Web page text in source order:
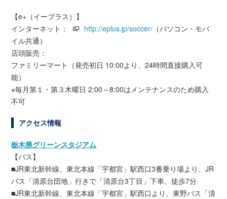
【e+（イープラス）】
インターネット：
http://eplus.jp/soccer/ （パソコン・モバ
イル共通）
店頭販売：
ファミリーマート（発売初日 10:00より、24時間直接購入可
能）
※毎月第１・第３木曜日 2:00～8:00はメンテナンスのため購入
不可
アクセス情報
栃木県グリーンスタジアム
【バス】
■JR東北新幹線、東北本線「宇都宮」駅西口3番乗り場より、JR
バス「清原台団地」行きで「清原台3丁目」下車、徒歩7分
■JR東北新幹線、東北本線「宇都宮」駅西口より、東野バス「清